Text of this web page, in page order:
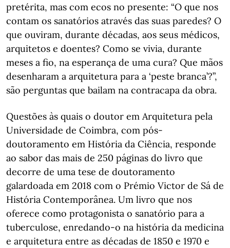
pretérita, mas com ecos no presente: “O que nos
contam os sanatórios através das suas paredes? O
que ouviram, durante décadas, aos seus médicos,
arquitetos e doentes? Como se vivia, durante
meses a fio, na esperança de uma cura? Que mãos
desenharam a arquitetura para a ‘peste branca’?”,
são perguntas que bailam na contracapa da obra.
Questões às quais o doutor em Arquitetura pela
Universidade de Coimbra, com pós-
doutoramento em História da Ciência, responde
ao sabor das mais de 250 páginas do livro que
decorre de uma tese de doutoramento
galardoada em 2018 com o Prémio Victor de Sá de
História Contemporânea. Um livro que nos
oferece como protagonista o sanatório para a
tuberculose, enredando-o na história da medicina
e arquitetura entre as décadas de 1850 e 1970 e